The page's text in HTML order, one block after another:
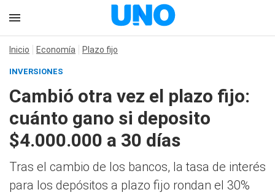
Inicio Economía Plazo fijo
INVERSIONES
Cambió otra vez el plazo fijo:
cuánto gano si deposito
$4.000.000 a 30 días
Tras el cambio de los bancos, la tasa de interés
para los depósitos a plazo fijo rondan el 30%